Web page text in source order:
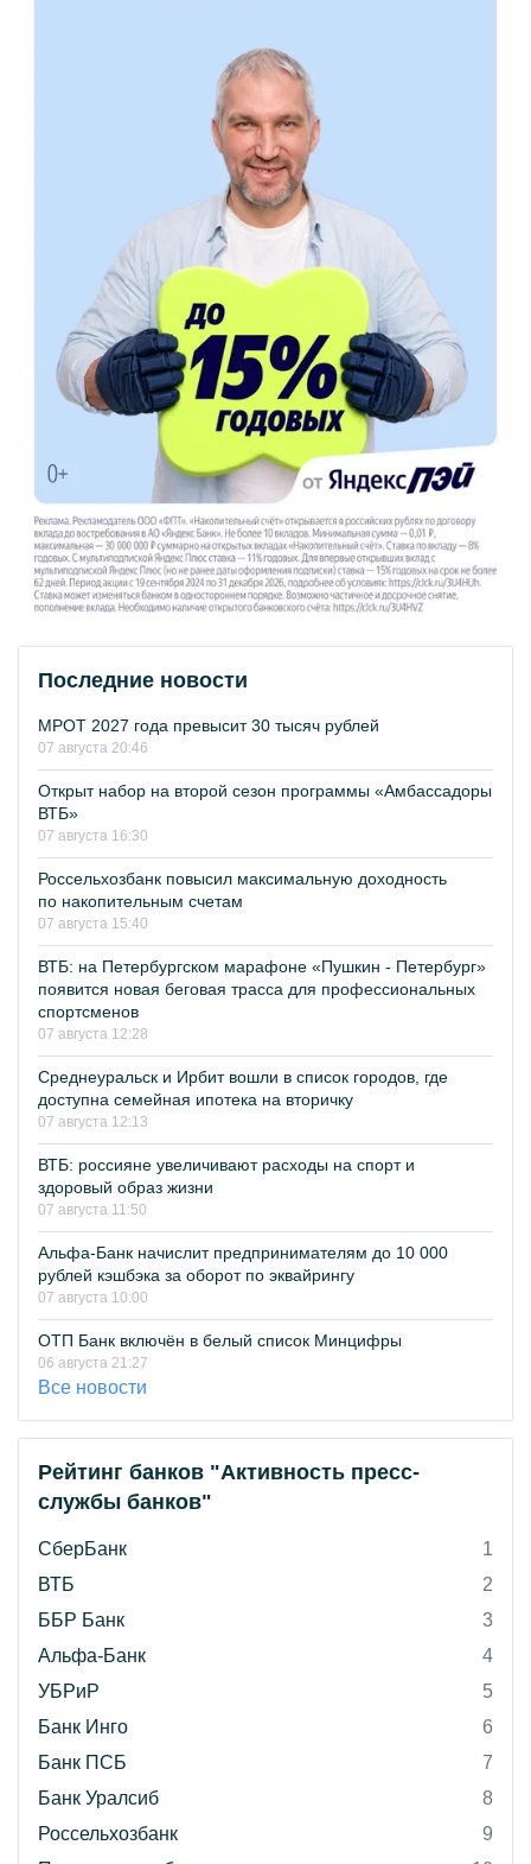
Последние новости
МРОТ 2027 года превысит 30 тысяч рублей
07 августа 20:46
Открыт набор на второй сезон программы «Амбассадоры
ВТБ»
07 августа 16:30
Россельхозбанк повысил максимальную доходность
по накопительным счетам
07 августа 15:40
ВТБ: на Петербургском марафоне «Пушкин - Петербург»
появится новая беговая трасса для профессиональных
спортсменов
07 августа 12:28
Среднеуральск и Ирбит вошли в список городов, где
доступна семейная ипотека на вторичку
07 августа 12:13
ВТБ: россияне увеличивают расходы на спорт и
здоровый образ жизни
07 августа 11:50
Альфа-Банк начислит предпринимателям до 10 000
рублей кэшбэка за оборот по эквайрингу
07 августа 10:00
ОТП Банк включён в белый список Минцифры
06 августа 21:27
Все новости
Рейтинг банков "Активность пресс-
службы банков"
СберБанк
1
ВТБ
2
ББР Банк
3
Альфа-Банк
4
УБРиР
5
Банк Инго
6
Банк ПСБ
7
Банк Уралсиб
8
Россельхозбанк
9